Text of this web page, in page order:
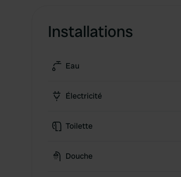
Installations
Eau
Électricité
Toilette
Douche